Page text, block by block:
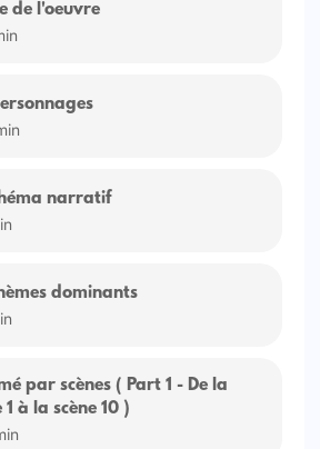
de l'oeuvre
narratif
dominants
par scènes ( Part 1 - De la
1 à la scène 10 )